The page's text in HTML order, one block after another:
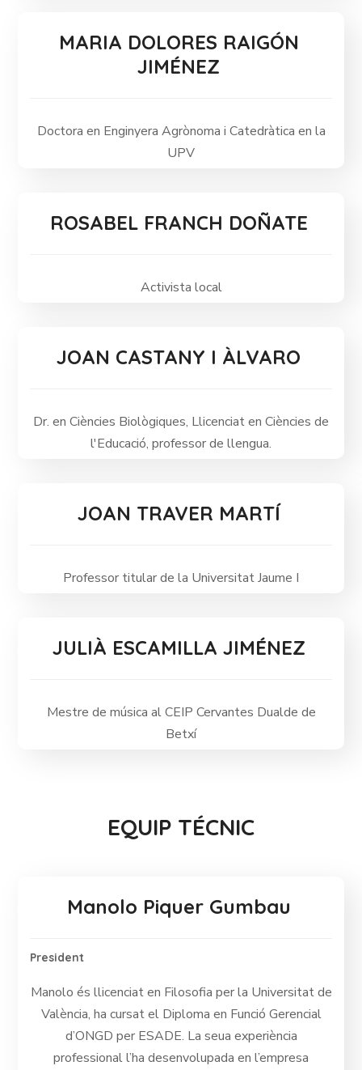
MARIA DOLORES RAIGÓN
JIMÉNEZ
Doctora en Enginyera Agrònoma i Catedràtica en la
UPV
ROSABEL FRANCH DOÑATE
Activista local
JOAN CASTANY I ÀLVARO
Dr. en Ciències Biològiques, Llicenciat en Ciències de
l'Educació, professor de llengua.
JOAN TRAVER MARTÍ
Professor titular de la Universitat Jaume I
JULIÀ ESCAMILLA JIMÉNEZ
Mestre de música al CEIP Cervantes Dualde de
Betxí
EQUIP TÉCNIC
Manolo Piquer Gumbau
President
Manolo és llicenciat en Filosofia per la Universitat de
València, ha cursat el Diploma en Funció Gerencial
d’ONGD per ESADE. La seua experiència
professional l’ha desenvolupada en l’empresa